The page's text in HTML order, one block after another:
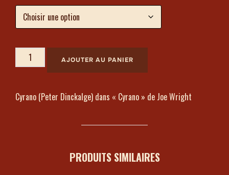
AJOUTER AU PANIER
Cyrano (Peter Dinckalge) dans « Cyrano » de Joe Wright
PRODUITS SIMILAIRES